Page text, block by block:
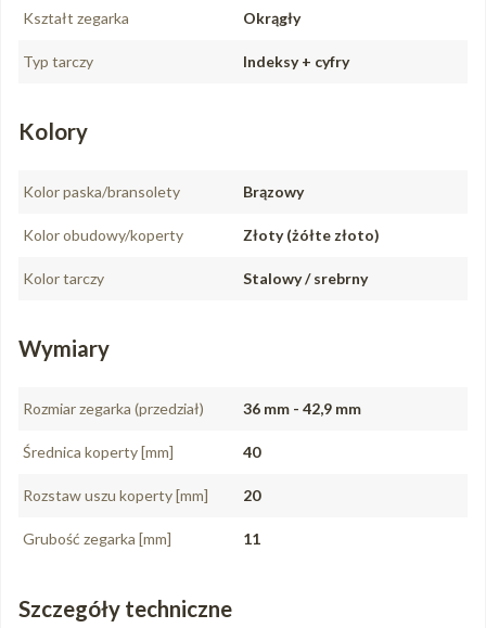
Kształt zegarka Okrągły
Typ tarczy Indeksy + cyfry
Kolory
Kolor paska/bransolety Brązowy
Kolor obudowy/koperty Złoty (żółte złoto)
Kolor tarczy Stalowy / srebrny
Wymiary
Rozmiar zegarka (przedział) 36 mm - 42,9 mm
Średnica koperty [mm] 40
Rozstaw uszu koperty [mm] 20
Grubość zegarka [mm] 11
Szczegóły techniczne